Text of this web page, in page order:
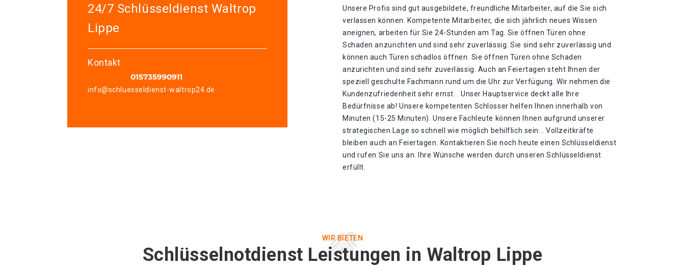
24/7 Schlüsseldienst Waltrop
Lippe
Kontakt
info@schluesseldienst-waltrop24.de
Unsere Profis sind gut ausgebildete, freundliche Mitarbeiter, auf die Sie sich
verlassen können. Kompetente Mitarbeiter, die sich jährlich neues Wissen
aneignen, arbeiten für Sie 24-Stunden am Tag. Sie öffnen Türen ohne
Schaden anzurichten und sind sehr zuverlässig. Sie sind sehr zuverlässig und
können auch Türen schadlos öffnen. Sie öffnen Türen ohne Schaden
anzurichten und sind sehr zuverlässig. Auch an Feiertagen steht Ihnen der
speziell geschulte Fachmann rund um die Uhr zur Verfügung. Wir nehmen die
Kundenzufriedenheit sehr ernst. . Unser Hauptservice deckt alle Ihre
Bedürfnisse ab! Unsere kompetenten Schlosser helfen Ihnen innerhalb von
Minuten (15-25 Minuten). Unsere Fachleute können Ihnen aufgrund unserer
strategischen Lage so schnell wie möglich behilflich sein. . Vollzeitkräfte
bleiben auch an Feiertagen. Kontaktieren Sie noch heute einen Schlüsseldienst
und rufen Sie uns an. Ihre Wünsche werden durch unseren Schlüsseldienst
erfüllt.
WIR BIETEN
Schlüsselnotdienst Leistungen in Waltrop Lippe